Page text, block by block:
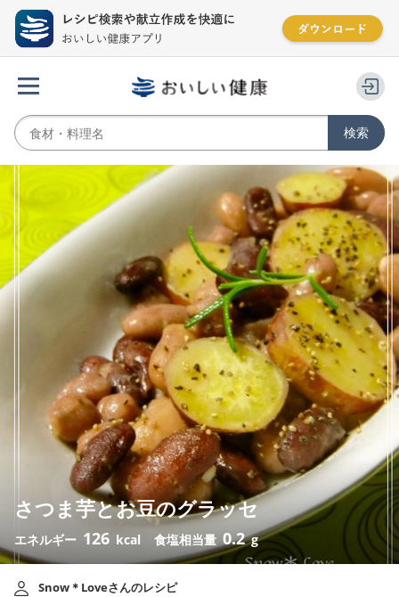
さつま芋とお豆のグラッセ
エネルギー 126 kcal 食塩相当量 0.2 g
Snow＊Loveさんのレシピ